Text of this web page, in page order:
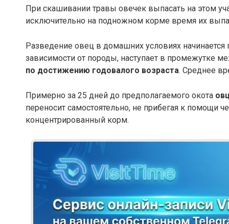
При скашивании травы овечек выпасать на этом
исключительно на подножном корме время их
Разведение овец в домашних условиях
зависимости от породы, наступает в промежутке
по достижению годовалого возраста. Среднее
Примерно за 25 дней до предполагаемого окота
переносит самостоятельно, не прибегая к помощи
концентрированный корм.